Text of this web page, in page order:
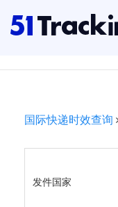
国际快递时效查询
发件国家